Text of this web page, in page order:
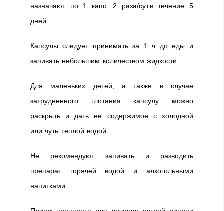
назначают по 1 капс. 2 раза/сут.в течение 5
дней.
Капсулы следует принимать за 1 ч до еды и
запивать небольшим количеством жидкости.
Для маленьких детей, а также в случае
затрудненного глотания капсулу можно
раскрыть и дать ее содержимое с холодной
или чуть теплой водой.
Не рекомендуют запивать и разводить
препарат горячей водой и алкогольными
напитками.